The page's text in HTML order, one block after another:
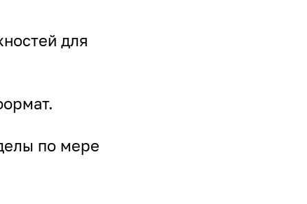
для
по мере